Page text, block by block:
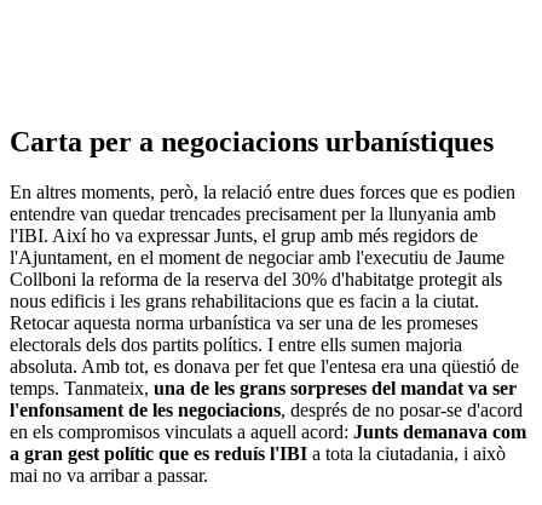
Carta per a negociacions urbanístiques
En altres moments, però, la relació entre dues forces que es podien
entendre van quedar trencades precisament per la llunyania amb
l'IBI. Així ho va expressar Junts, el grup amb més regidors de
l'Ajuntament, en el moment de negociar amb l'executiu de Jaume
Collboni la reforma de la reserva del 30% d'habitatge protegit als
nous edificis i les grans rehabilitacions que es facin a la ciutat.
Retocar aquesta norma urbanística va ser una de les promeses
electorals dels dos partits polítics. I entre ells sumen majoria
absoluta. Amb tot, es donava per fet que l'entesa era una qüestió de
temps. Tanmateix, una de les grans sorpreses del mandat va ser
l'enfonsament de les negociacions, després de no posar-se d'acord
en els compromisos vinculats a aquell acord: Junts demanava com
a gran gest polític que es reduís l'IBI a tota la ciutadania, i això
mai no va arribar a passar.